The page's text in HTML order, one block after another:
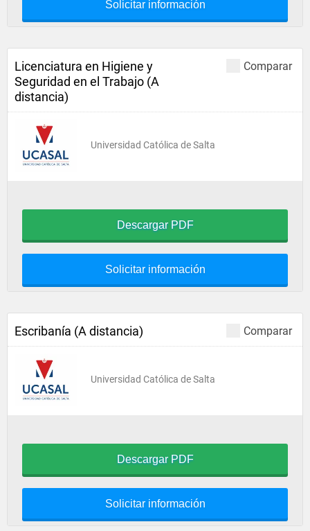
Solicitar información
Comparar
Licenciatura en Higiene y
Seguridad en el Trabajo (A
distancia)
Universidad Católica de Salta
Descargar PDF
Solicitar información
Comparar
Escribanía (A distancia)
Universidad Católica de Salta
Descargar PDF
Solicitar información